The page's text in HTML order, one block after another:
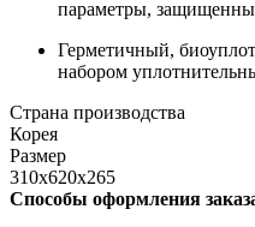
параметры,
Герметичный,
набором
Страна производства
Корея
Размер
310х620х265
Способы оформления